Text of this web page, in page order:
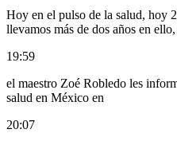
Hoy en el pulso de la salud, hoy
llevamos más de dos años en ello,
19:59
el maestro Zoé Robledo les
salud en México en
20:07